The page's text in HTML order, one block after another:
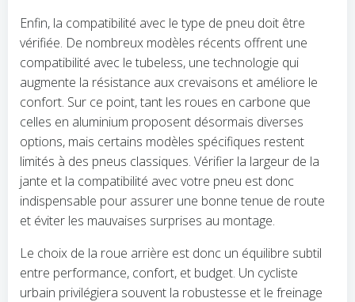
Enfin, la compatibilité avec le type de pneu doit être
vérifiée. De nombreux modèles récents offrent une
compatibilité avec le tubeless, une technologie qui
augmente la résistance aux crevaisons et améliore le
confort. Sur ce point, tant les roues en carbone que
celles en aluminium proposent désormais diverses
options, mais certains modèles spécifiques restent
limités à des pneus classiques. Vérifier la largeur de la
jante et la compatibilité avec votre pneu est donc
indispensable pour assurer une bonne tenue de route
et éviter les mauvaises surprises au montage.
Le choix de la roue arrière est donc un équilibre subtil
entre performance, confort, et budget. Un cycliste
urbain privilégiera souvent la robustesse et le freinage